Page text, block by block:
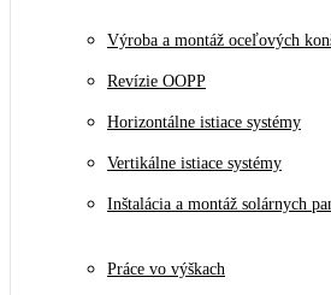
Výroba a montáž oceľových
Revízie OOPP
Horizontálne istiace systémy
Vertikálne istiace systémy
Inštalácia a montáž solárnych
Práce vo výškach